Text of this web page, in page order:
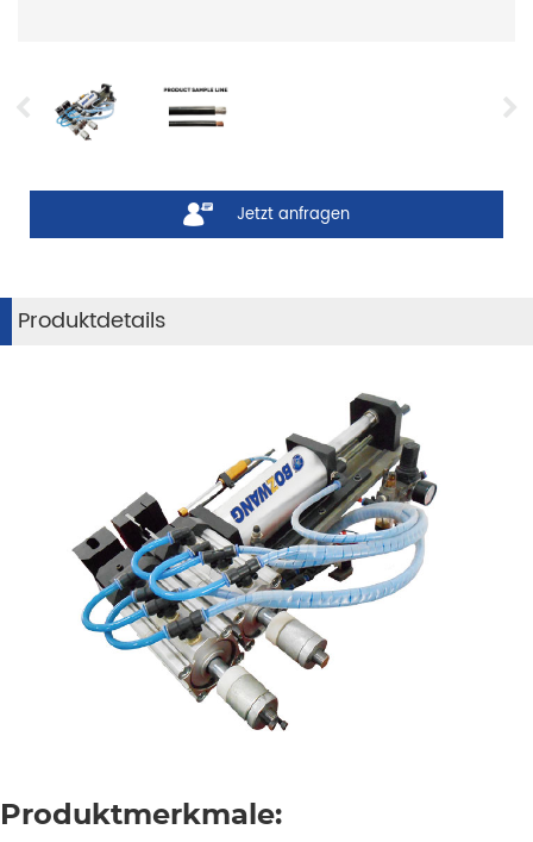
Jetzt anfragen
Produktdetails
Produktmerkmale: